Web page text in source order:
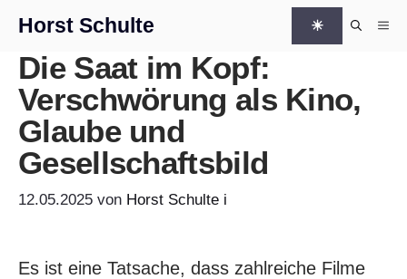
Horst Schulte ☀
Die Saat im Kopf:
Verschwörung als Kino,
Glaube und
Gesellschaftsbild
12.05.2025 von Horst Schulte i
Es ist eine Tatsache, dass zahlreiche Filme